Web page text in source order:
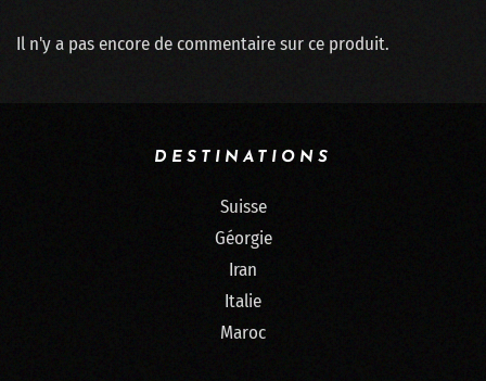
Il n'y a pas encore de commentaire sur ce produit.
DESTINATIONS
Suisse
Géorgie
Iran
Italie
Maroc